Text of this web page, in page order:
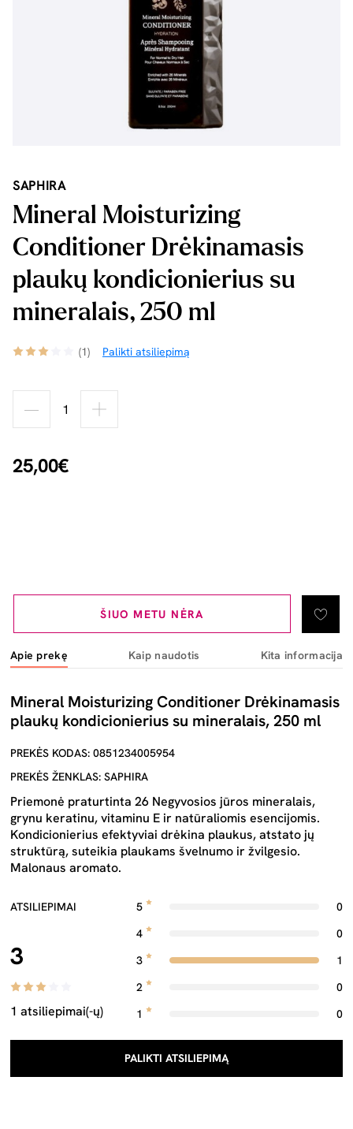
SAPHIRA
Mineral Moisturizing
Conditioner Drėkinamasis
plaukų kondicionierius su
mineralais, 250 ml
(1) Palikti atsiliepimą
25,00€
ŠIUO METU NĖRA
Apie prekę Kaip naudotis Kita informacija
Mineral Moisturizing Conditioner Drėkinamasis
plaukų kondicionierius su mineralais, 250 ml
PREKĖS KODAS: 0851234005954
PREKĖS ŽENKLAS: SAPHIRA
Priemonė praturtinta 26 Negyvosios jūros mineralais,
grynu keratinu, vitaminu E ir natūraliomis esencijomis.
Kondicionierius efektyviai drėkina plaukus, atstato jų
struktūrą, suteikia plaukams švelnumo ir žvilgesio.
Malonaus aromato.
ATSILIEPIMAI
3
1 atsiliepimai(-ų)
5
0
4
0
3
1
2
0
1
0
PALIKTI ATSILIEPIMĄ